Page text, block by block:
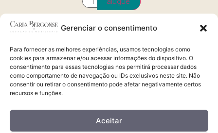
Gerenciar o consentimento
Para fornecer as melhores experiências, usamos tecnologias como
cookies para armazenar e/ou acessar informações do dispositivo. O
consentimento para essas tecnologias nos permitirá processar dados
como comportamento de navegação ou IDs exclusivos neste site. Não
consentir ou retirar o consentimento pode afetar negativamente certos
recursos e funções.
Aceitar
Alugue via whatsapp
41 99209.4900 | 98823.2468